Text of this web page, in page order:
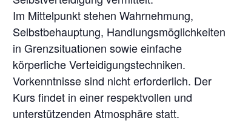
Im Mittelpunkt stehen Wahrnehmung,
Selbstbehauptung, Handlungsmöglichkeiten
in Grenzsituationen sowie einfache
körperliche Verteidigungstechniken.
Vorkenntnisse sind nicht erforderlich. Der
Kurs findet in einer respektvollen und
unterstützenden Atmosphäre statt.